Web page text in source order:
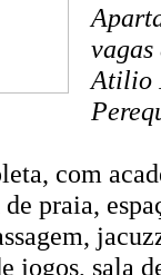
Atilio
com
praia,
jogos, sala